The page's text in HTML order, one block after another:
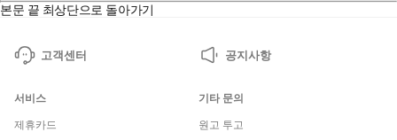
본문 끝 최상단으로 돌아가기
고객센터 공지사항
서비스
제휴카드
기타 문의
원고 투고